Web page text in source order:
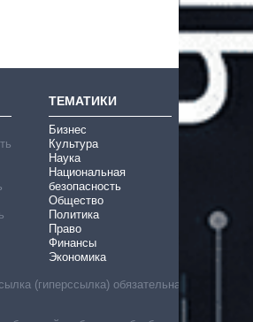
ТЕМАТИКИ
Бизнес
Культура
Наука
Национальная
безопасность
Общество
Политика
Право
Финансы
Экономика
(гиперссылка) обязательна